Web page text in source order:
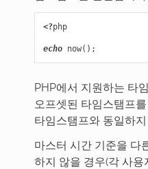
<?php
echo now();
PHP에서 지원하는 타
오프셋된 타임스탬프
타임스탬프와 동일하
마스터 시간 기준을 다
하지 않을 경우(각 사